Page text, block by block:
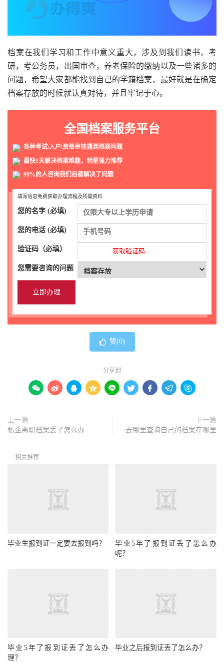
档案在我们学习和工作中意义重大，涉及到我们读书，考
研，考公务员，出国审查，养老保险的缴纳以及一些诸多的
问题，希望大家都能找到自己的学籍档案，最好就是在确定
档案存放的时候就认真对待，并且牢记于心。
全国档案服务平台
各种考试\入户\资格审核遇到档案问题
最快1天解决档案难题，明星强力推荐
99%的人咨询我们后都解决了问题
填写信息免费获取办理流程及所需资料
您的名字 (必填)
您的电话 (必填)
验证码（必填） 获取验证码
您需要咨询的问题
赞(0)
分享到
        
上一篇
私企离职档案丢了怎么办
下一篇
去哪里查询自己的档案在哪里
相关推荐
毕业生报到证一定要去报到吗？
毕业5年了报到证丢了怎么办
呢？
毕业5年了报到证丢了怎么办
理？
毕业之后报到证丢了怎么办？